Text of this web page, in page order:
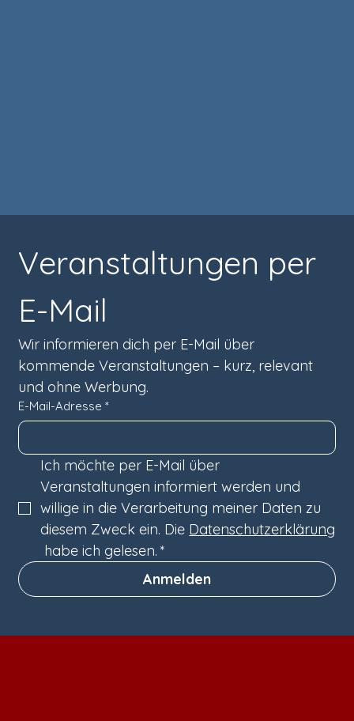
Veranstaltungen per
E-Mail
Wir informieren dich per E-Mail über
kommende Veranstaltungen – kurz, relevant
und ohne Werbung.
E-Mail-Adresse *
Ich möchte per E-Mail über
Veranstaltungen informiert werden und
willige in die Verarbeitung meiner Daten zu
diesem Zweck ein. Die Datenschutzerklärung
habe ich gelesen. *
Anmelden